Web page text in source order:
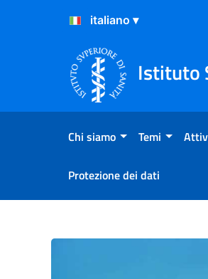
Salta al Contenuto
Salta al Footer
Istituto
Chi siamo Temi
Protezione dei dati
Come si calcola